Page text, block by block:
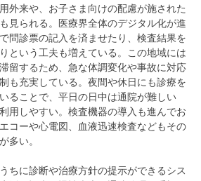
外来や、お子さま向けの配慮が施された
見られる。医療界全体のデジタル化が進
問診票の記入を済ませたり、検査結果を
という工夫も増えている。この地域には
留するため、急な体調変化や事故に対応
も充実している。夜間や休日にも診療を
ることで、平日の日中は通院が難しい
用しやすい。検査機器の導入も進んでお
コーや心電図、血液迅速検査などもその
多い。
ちに診断や治療方針の提示ができるシス